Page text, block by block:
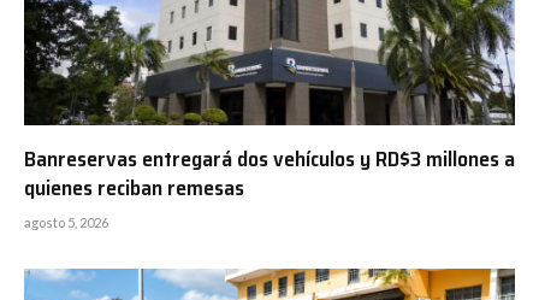
Banreservas entregará dos vehículos y RD$3 millones a
quienes reciban remesas
agosto 5, 2026